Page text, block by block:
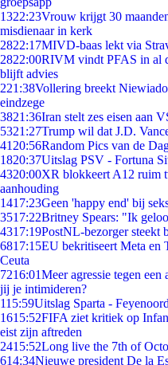
1322:23Vrouw krijgt 30
misdienaar in kerk
2822:17MIVD-baas lekt via
2822:00RIVM vindt PFAS in al
blijft advies
221:38Vollering breekt
eindzege
3821:36Iran stelt zes eisen aan
5321:27Trump wil dat J.D.
41 20:56Random Pics van de
1820:37Uitslag PSV - Fortuna
4320:00XR blokkeert A12 ruim
aanhouding
1417:23Geen 'happy end' bij
3517:22Britney Spears: "Ik
4317:19PostNL-bezorger steekt
6817:15EU bekritiseert Meta en
Ceuta
7216:01Meer agressie tegen
jij je intimideren?
115:59Uitslag Sparta - Feyenoord
1615:52FIFA ziet kritiek op
eist zijn aftreden
2415:52Long live the 7th of
614:34Nieuwe president De la